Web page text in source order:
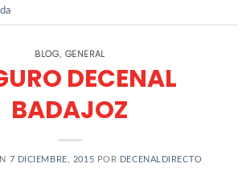
BLOG, GENERAL
DECENAL
BADAJOZ
7 DICIEMBRE, 2015 POR DECENALDIRECTO